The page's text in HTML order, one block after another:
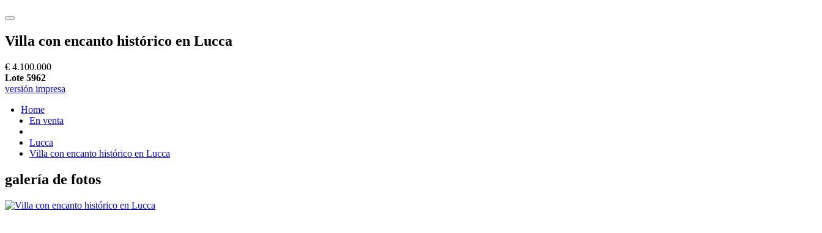
Villa con encanto histórico en Lucca
€ 4.100.000
Lote 5962
versión impresa
Home
En venta
Lucca
Villa con encanto histórico en Lucca
galería de fotos